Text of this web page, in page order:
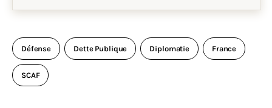
Défense Dette Publique Diplomatie France
SCAF